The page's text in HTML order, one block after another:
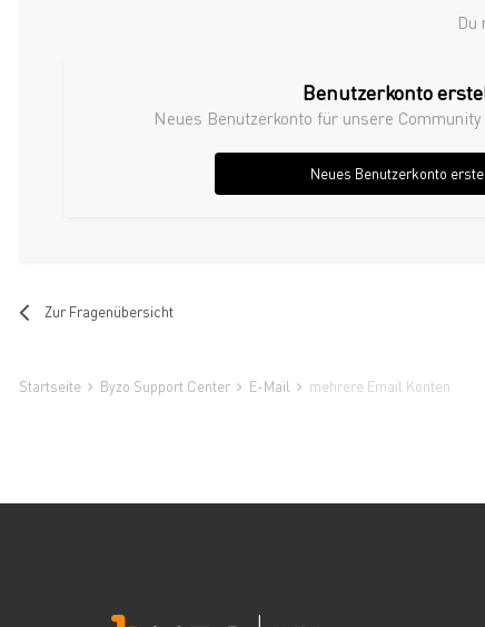
Du
Benutzerkonto
Neues Benutzerkonto für unsere
Neues Benutzerkonto
Zur Fragenübersicht
Startseite Byzo Support Center E-Mail mehrere Email Konten